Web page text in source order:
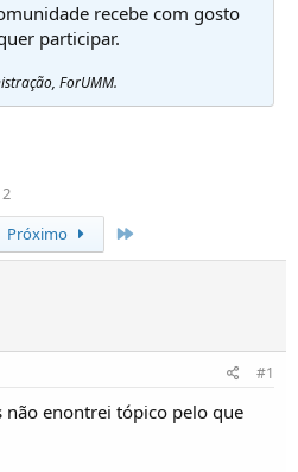
recebe com gosto
participar.
ForUMM.
Próximo
#1
não enontrei tópico pelo que